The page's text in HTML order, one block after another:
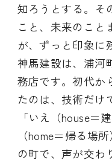
知ろうとする。そ
こと、未来のこと
が、ずっと印象に
神馬建設は、浦河
務店です。初代か
たのは、技術だけ
「いえ（house＝
（home＝帰る場
の町で、声が交わ